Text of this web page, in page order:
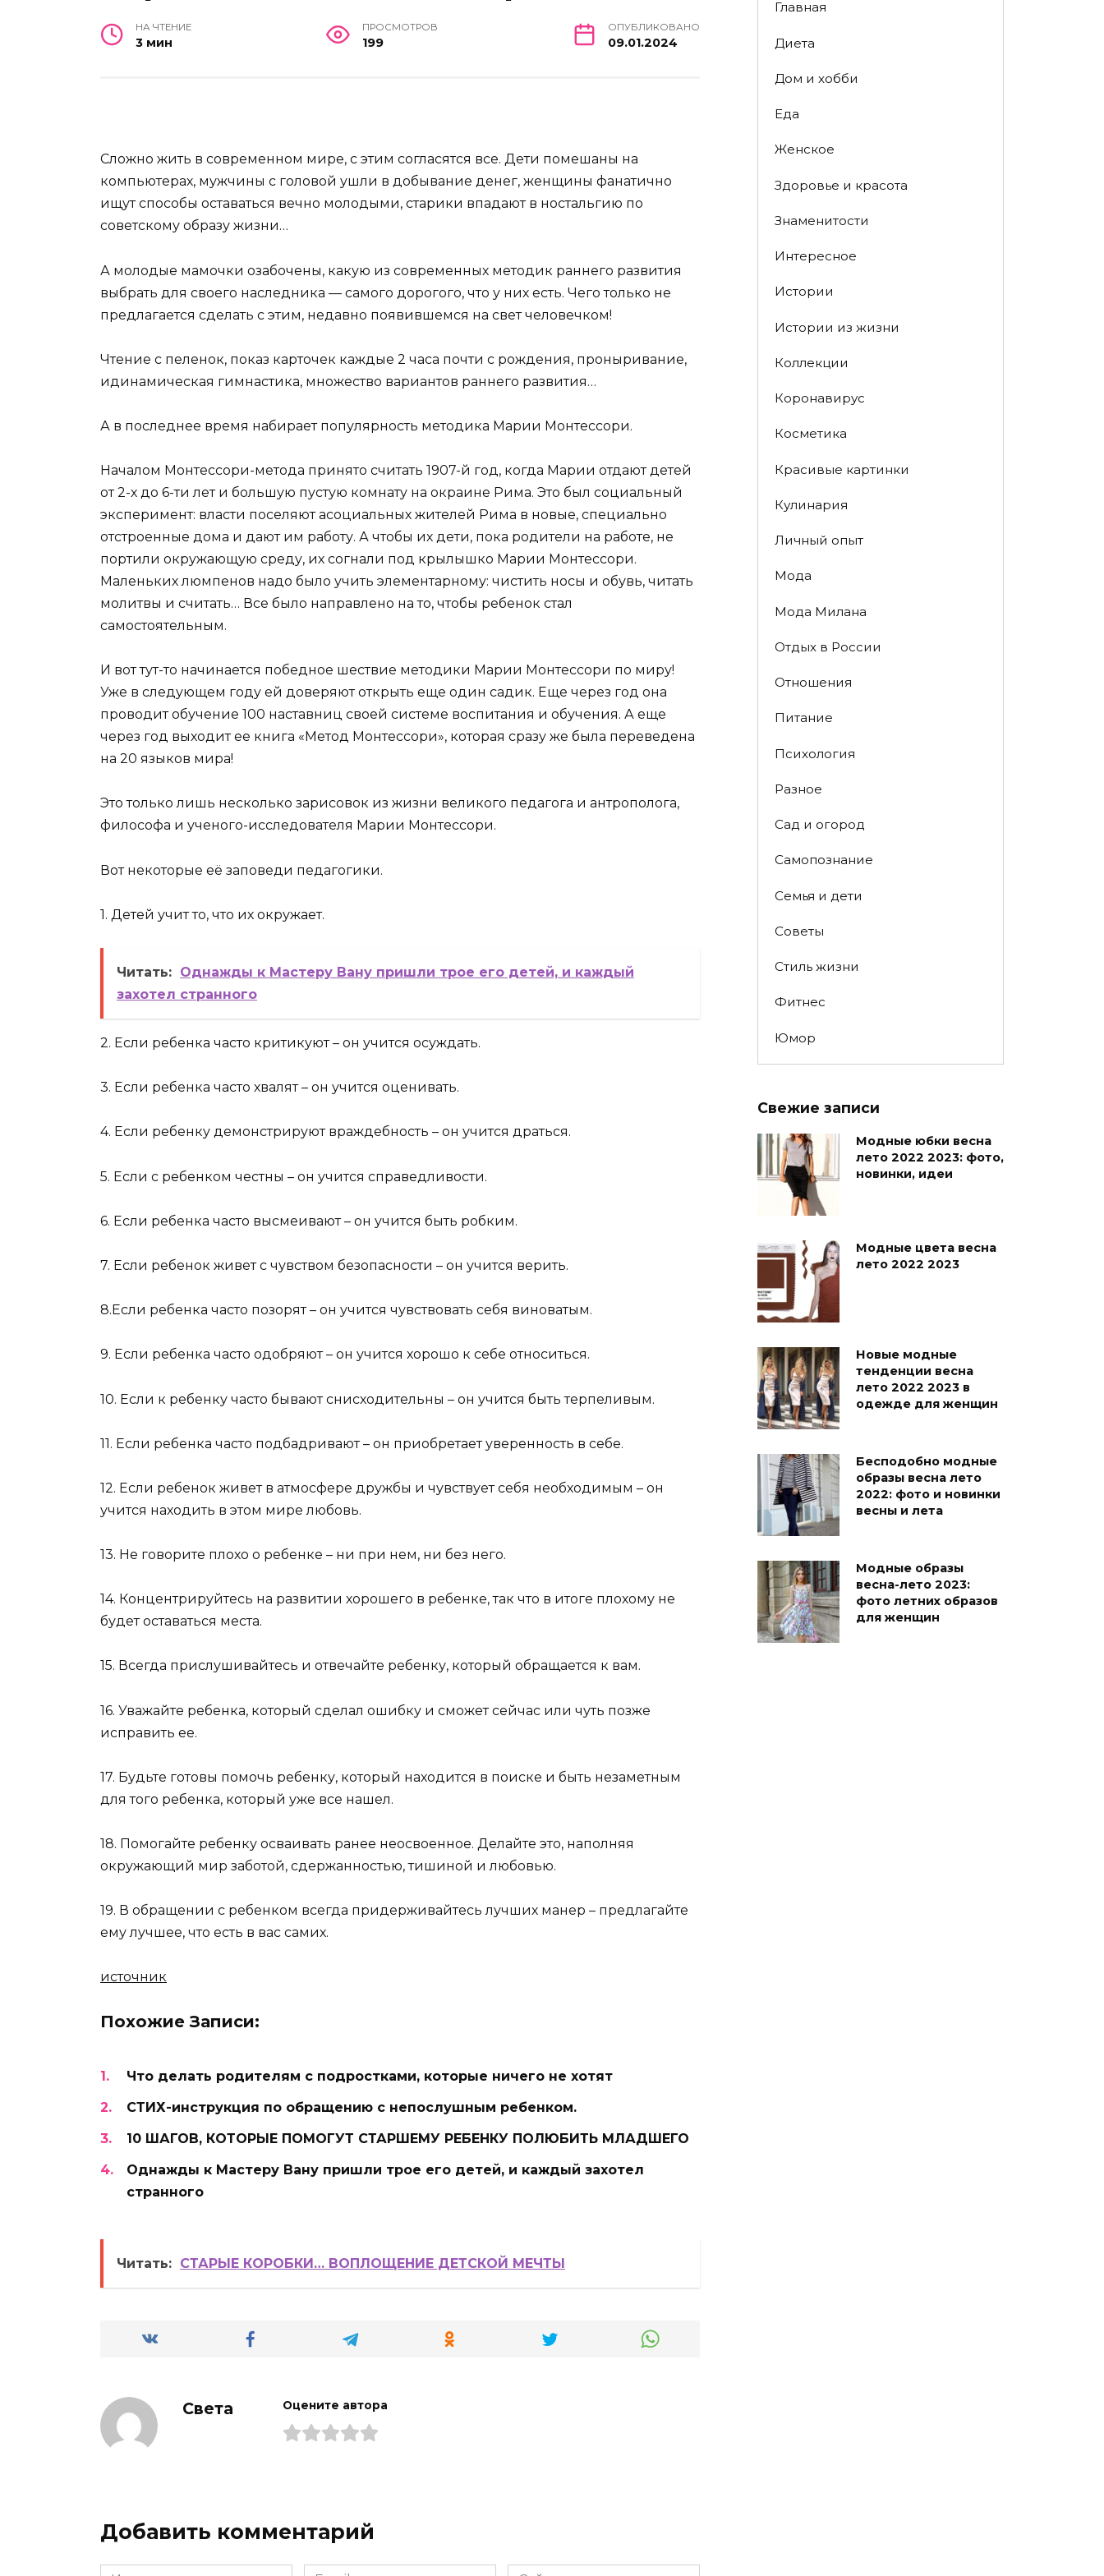
НА ЧТЕНИЕ
3 мин
ПРОСМОТРОВ
199
ОПУБЛИКОВАНО
09.01.2024
Сложно жить в современном мире, с этим согласятся все. Дети помешаны на
компьютерах, мужчины с головой ушли в добывание денег, женщины фанатично
ищут способы оставаться вечно молодыми, старики впадают в ностальгию по
советскому образу жизни…
А молодые мамочки озабочены, какую из современных методик раннего развития
выбрать для своего наследника — самого дорогого, что у них есть. Чего только не
предлагается сделать с этим, недавно появившемся на свет человечком!
Чтение с пеленок, показ карточек каждые 2 часа почти с рождения, проныривание,
идинамическая гимнастика, множество вариантов раннего развития…
А в последнее время набирает популярность методика Марии Монтессори.
Началом Монтессори-метода принято считать 1907-й год, когда Марии отдают детей
от 2-х до 6-ти лет и большую пустую комнату на окраине Рима. Это был социальный
эксперимент: власти поселяют асоциальных жителей Рима в новые, специально
отстроенные дома и дают им работу. А чтобы их дети, пока родители на работе, не
портили окружающую среду, их согнали под крылышко Марии Монтессори.
Маленьких люмпенов надо было учить элементарному: чистить носы и обувь, читать
молитвы и считать… Все было направлено на то, чтобы ребенок стал
самостоятельным.
И вот тут-то начинается победное шествие методики Марии Монтессори по миру!
Уже в следующем году ей доверяют открыть еще один садик. Еще через год она
проводит обучение 100 наставниц своей системе воспитания и обучения. А еще
через год выходит ее книга «Метод Монтессори», которая сразу же была переведена
на 20 языков мира!
Это только лишь несколько зарисовок из жизни великого педагога и антрополога,
философа и ученого-исследователя Марии Монтессори.
Вот некоторые её заповеди педагогики.
1. Детей учит то, что их окружает.
Читать: Однажды к Мастеру Вану пришли трое его детей, и каждый
захотел странного
2. Если ребенка часто критикуют – он учится осуждать.
3. Если ребенка часто хвалят – он учится оценивать.
4. Если ребенку демонстрируют враждебность – он учится драться.
5. Если с ребенком честны – он учится справедливости.
6. Если ребенка часто высмеивают – он учится быть робким.
7. Если ребенок живет с чувством безопасности – он учится верить.
8.Если ребенка часто позорят – он учится чувствовать себя виноватым.
9. Если ребенка часто одобряют – он учится хорошо к себе относиться.
10. Если к ребенку часто бывают снисходительны – он учится быть терпеливым.
11. Если ребенка часто подбадривают – он приобретает уверенность в себе.
12. Если ребенок живет в атмосфере дружбы и чувствует себя необходимым – он
учится находить в этом мире любовь.
13. Не говорите плохо о ребенке – ни при нем, ни без него.
14. Концентрируйтесь на развитии хорошего в ребенке, так что в итоге плохому не
будет оставаться места.
15. Всегда прислушивайтесь и отвечайте ребенку, который обращается к вам.
16. Уважайте ребенка, который сделал ошибку и сможет сейчас или чуть позже
исправить ее.
17. Будьте готовы помочь ребенку, который находится в поиске и быть незаметным
для того ребенка, который уже все нашел.
18. Помогайте ребенку осваивать ранее неосвоенное. Делайте это, наполняя
окружающий мир заботой, сдержанностью, тишиной и любовью.
19. В обращении с ребенком всегда придерживайтесь лучших манер – предлагайте
ему лучшее, что есть в вас самих.
источник
Похожие Записи:
Что делать родителям с подростками, которые ничего не хотят
СТИХ-инструкция по обращению с непослушным ребенком.
10 ШАГОВ, КОТОРЫЕ ПОМОГУТ СТАРШЕМУ РЕБЕНКУ ПОЛЮБИТЬ МЛАДШЕГО
Однажды к Мастеру Вану пришли трое его детей, и каждый захотел
странного
Читать: СТАРЫЕ КОРОБКИ… ВОПЛОЩЕНИЕ ДЕТСКОЙ МЕЧТЫ
Света Оцените автора
Добавить комментарий
Имя Email Сайт
Главная
Диета
Дом и хобби
Еда
Женское
Здоровье и красота
Знаменитости
Интересное
Истории
Истории из жизни
Коллекции
Коронавирус
Косметика
Красивые картинки
Кулинария
Личный опыт
Мода
Мода Милана
Отдых в России
Отношения
Питание
Психология
Разное
Сад и огород
Самопознание
Семья и дети
Советы
Стиль жизни
Фитнес
Юмор
Свежие записи
Модные юбки весна
лето 2022 2023: фото,
новинки, идеи
Модные цвета весна
лето 2022 2023
Новые модные
тенденции весна
лето 2022 2023 в
одежде для женщин
Бесподобно модные
образы весна лето
2022: фото и новинки
весны и лета
Модные образы
весна-лето 2023:
фото летних образов
для женщин